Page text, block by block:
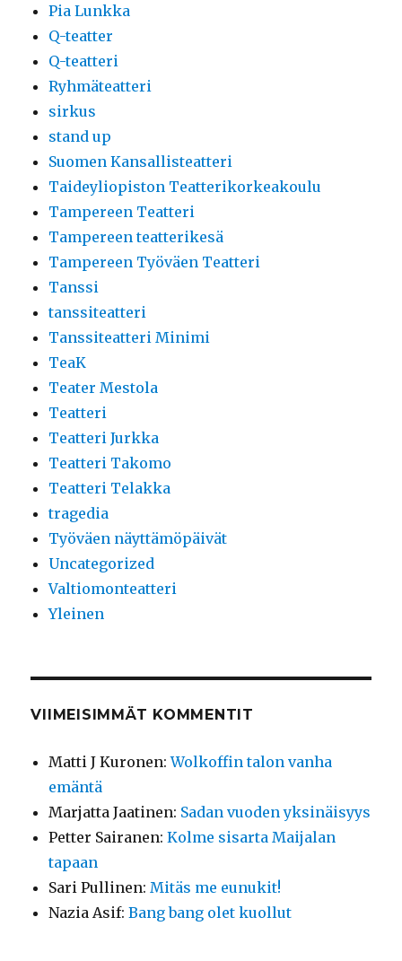
Pia Lunkka
Q-teatter
Q-teatteri
Ryhmäteatteri
sirkus
stand up
Suomen Kansallisteatteri
Taideyliopiston Teatterikorkeakoulu
Tampereen Teatteri
Tampereen teatterikesä
Tampereen Työväen Teatteri
Tanssi
tanssiteatteri
Tanssiteatteri Minimi
TeaK
Teater Mestola
Teatteri
Teatteri Jurkka
Teatteri Takomo
Teatteri Telakka
tragedia
Työväen näyttämöpäivät
Uncategorized
Valtiomonteatteri
Yleinen
VIIMEISIMMÄT KOMMENTIT
Matti J Kuronen:Wolkoffin talon vanha
emäntä
Marjatta Jaatinen: Sadan vuoden yksinäisyys
Petter Sairanen:Kolme sisarta Maijalan
tapaan
Sari Pullinen: Mitäs me eunukit!
Nazia Asif:Bang bang olet kuollut